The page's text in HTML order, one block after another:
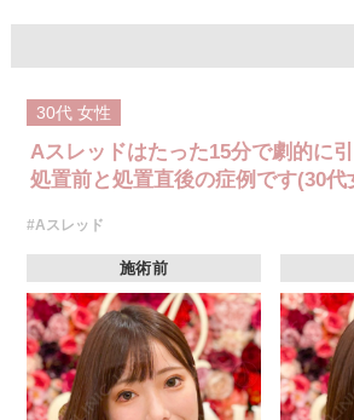
30代 女性
Aスレッドはたった15分で劇的に
処置前と処置直後の症例です(30代
#Aスレッド
施術前